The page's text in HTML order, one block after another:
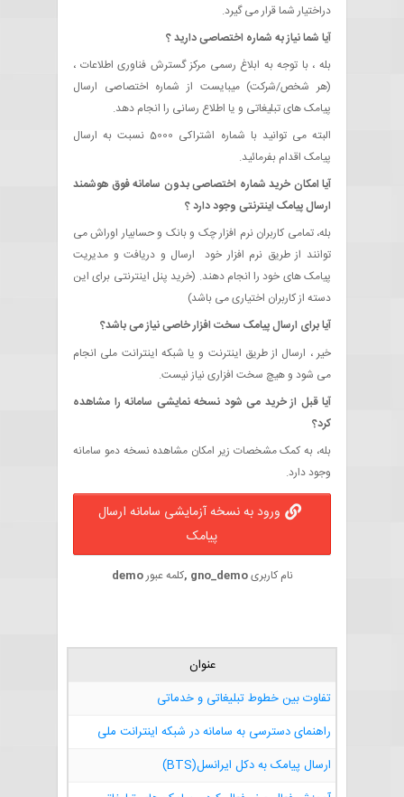
دراختیار شما قرار می گیرد.
آیا شما نیاز به شماره اختصاصی دارید ؟
بله ، با توجه به ابلاغ رسمی مرکز گسترش فناوری اطلاعات ،
(هر شخص/شرکت) میبایست از شماره اختصاصی ارسال
پیامک های تبلیغاتی و یا اطلاع رسانی را انجام دهد.
البته می توانید با شماره اشتراکی 5000 نسبت به ارسال
پیامک اقدام بفرمائید.
آیا امکان خرید شماره اختصاصی بدون سامانه فوق هوشمند
ارسال پیامک اینترنتی وجود دارد ؟
بله، تمامی کاربران نرم افزار چک و بانک و حسابیار اوراش می
توانند از طریق نرم افزار خود ارسال و دریافت و مدیریت
پیامک های خود را انجام دهند. (خرید پنل اینترنتی برای این
دسته از کاربران اختیاری می باشد)
آیا برای ارسال پیامک سخت افزار خاصی نیاز می باشد؟
خیر ، ارسال از طریق اینترنت و یا شبکه اینترانت ملی انجام
می شود و هیچ سخت افزاری نیاز نیست.
آیا قبل از خرید می شود نسخه نمایشی سامانه را مشاهده
کرد؟
بله، به کمک مشخصات زیر امکان مشاهده نسخه دمو سامانه
وجود دارد.
ورود به نسخه آزمایشی سامانه ارسال
پیامک
نام کاربریgno_demo , کلمه عبورdemo
عنوان
تفاوت بین خطوط تبلیغاتی و خدماتی
راهنمای دسترسی به سامانه در شبکه اینترانت ملی
ارسال پیامک به دکل ایرانسل(BTS)